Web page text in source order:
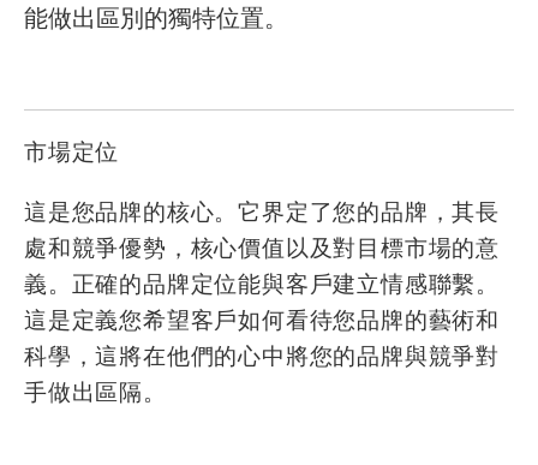
能做出區別的獨特位置。
市場定位
這是您品牌的核心。它界定了您的品牌，其長
處和競爭優勢，核心價值以及對目標市場的意
義。正確的品牌定位能與客戶建立情感聯繫。
這是定義您希望客戶如何看待您品牌的藝術和
科學，這將在他們的心中將您的品牌與競爭對
手做出區隔。